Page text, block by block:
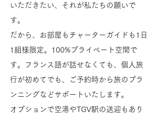
いただきたい、それが私たちの願いで
す。
だから、お部屋もチャーターガイドも1日
1組様限定。100%プライベート空間で
す。フランス語が話せなくても、個人旅
行が初めてでも、ご予約時から旅のプラ
ンニングなどサポートいたします。
オプションで空港やTGV駅の送迎もあり